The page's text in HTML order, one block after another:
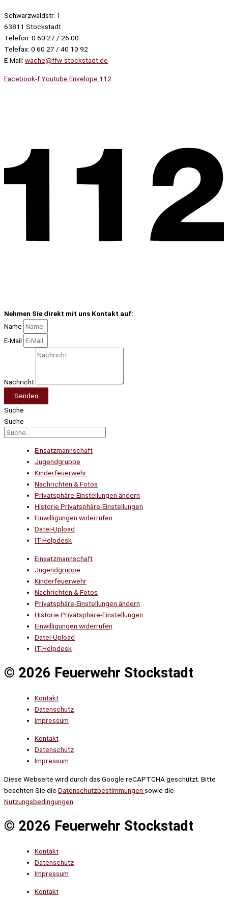
Schwarzwaldstr. 1
63811 Stockstadt
Telefon: 0 60 27 / 26 00
Telefax: 0 60 27 / 40 10 92
E-Mail: wache@ffw-stockstadt.de
Facebook-fYoutube Envelope 112
Nehmen Sie direkt mit uns Kontakt auf:
Name
E-Mail
Nachricht
Senden
Suche
Suche
Einsatzmannschaft
Jugendgruppe
Kinderfeuerwehr
Nachrichten & Fotos
Privatsphäre-Einstellungen ändern
Historie Privatsphäre-Einstellungen
Einwilligungen widerrufen
Datei-Upload
IT-Helpdesk
Einsatzmannschaft
Jugendgruppe
Kinderfeuerwehr
Nachrichten & Fotos
Privatsphäre-Einstellungen ändern
Historie Privatsphäre-Einstellungen
Einwilligungen widerrufen
Datei-Upload
IT-Helpdesk
© 2026 Feuerwehr Stockstadt
Kontakt
Datenschutz
Impressum
Kontakt
Datenschutz
Impressum
Diese Webseite wird durch das Google reCAPTCHA geschützt. Bitte
beachten Sie die Datenschutzbestimmungen sowie die
Nutzungsbedingungen
© 2026 Feuerwehr Stockstadt
Kontakt
Datenschutz
Impressum
Kontakt